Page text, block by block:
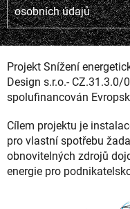
osobních údajů
Projekt Snížení
Design s.r.o.-
spolufinancován
Cílem projektu je
pro vlastní spotřebu
obnovitelných zdrojů
energie pro